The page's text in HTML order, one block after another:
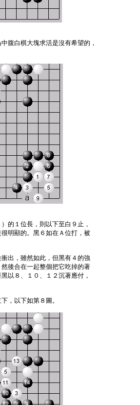
白棋大塊求活是沒有希望的，
１位長，則以下至白９止，
明顯的。黑６如在Ａ位打，被
出，雖然如此，但黑有４的強
後合在一起整個把它吃掉的著
以８、１０、１２沉著應付，
以下如第８圖。